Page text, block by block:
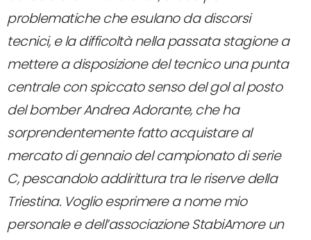
problematiche che esulano da discorsi
tecnici, e la difficoltà nella passata stagione a
mettere a disposizione del tecnico una punta
centrale con spiccato senso del gol al posto
del bomber Andrea Adorante, che ha
sorprendentemente fatto acquistare al
mercato di gennaio del campionato di serie
C, pescandolo addirittura tra le riserve della
Triestina. Voglio esprimere a nome mio
personale e dell’associazione StabiAmore un